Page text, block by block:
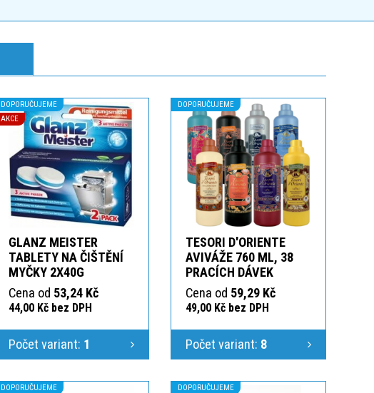
DOPORUČUJEME
AKCE
GLANZ MEISTER
TABLETY NA ČIŠTĚNÍ
MYČKY 2X40G
Cena od 53,24 Kč
44,00 Kč bez DPH
Počet variant: 1
DOPORUČUJEME
TESORI D'ORIENTE
AVIVÁŽE 760 ML, 38
PRACÍCH DÁVEK
Cena od 59,29 Kč
49,00 Kč bez DPH
Počet variant: 8
DOPORUČUJEME
DOPORUČUJEME